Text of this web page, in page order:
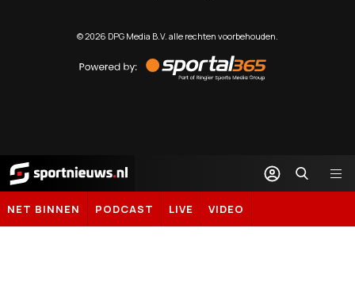
©2026 DPG Media B.V. alle rechten voorbehouden.
by
Sportal365
Sportnieuws.nl
NET BINNEN PODCAST LIVE VIDEO